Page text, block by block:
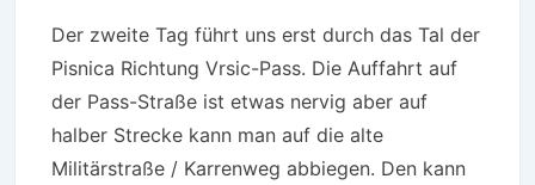
Der zweite Tag führt uns erst durch das Tal der
Pisnica Richtung Vrsic-Pass. Die Auffahrt auf
der Pass-Straße ist etwas nervig aber auf
halber Strecke kann man auf die alte
Militärstraße / Karrenweg abbiegen. Den kann